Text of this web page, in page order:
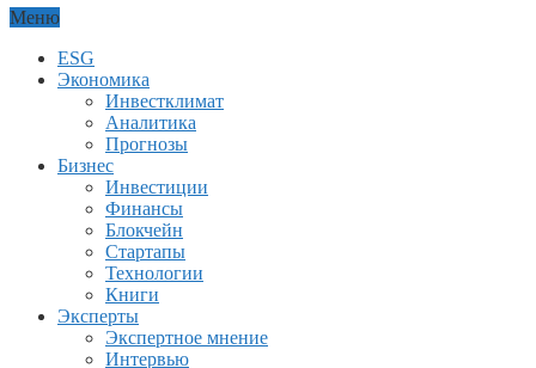
Меню
ESG
Экономика
Инвестклимат
Аналитика
Прогнозы
Бизнес
Инвестиции
Финансы
Блокчейн
Стартапы
Технологии
Книги
Эксперты
Экспертное мнение
Интервью